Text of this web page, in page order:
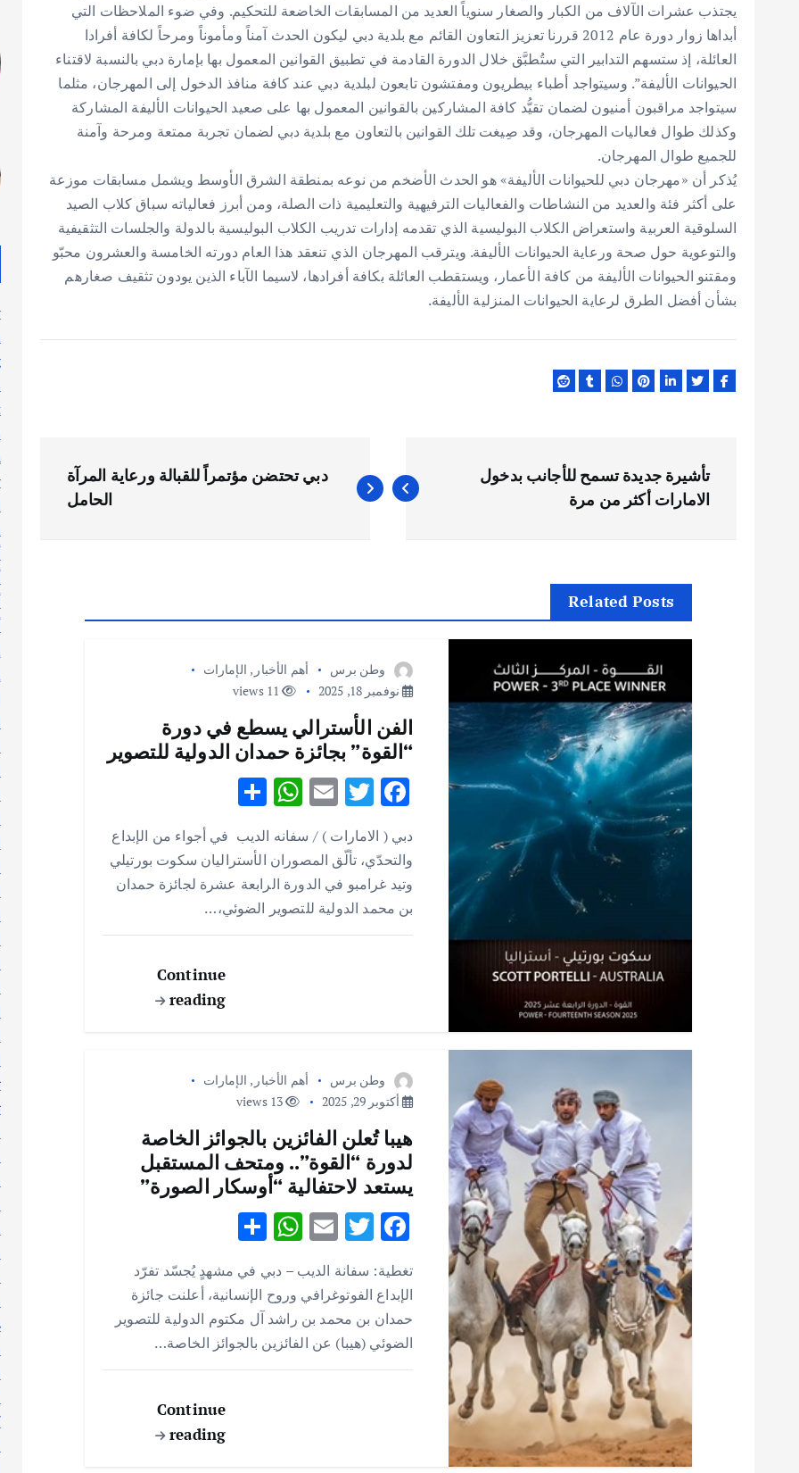
يجتذب عشرات الآلاف من الكبار والصغار سنوياً العديد من المسابقات الخاضعة للتحكيم. وفي ضوء الملاحظات التي
أبداها زوار دورة عام 2012 قررنا تعزيز التعاون القائم مع بلدية دبي ليكون الحدث آمناً ومأموناً ومرحاً لكافة أفرادا
العائلة، إذ ستسهم التدابير التي ستُطبَّق خلال الدورة القادمة في تطبيق القوانين المعمول بها بإمارة دبي بالنسبة لاقتناء
الحيوانات الأليفة”. وسيتواجد أطباء بيطريون ومفتشون تابعون لبلدية دبي عند كافة منافذ الدخول إلى المهرجان، مثلما
سيتواجد مراقبون أمنيون لضمان تقيُّد كافة المشاركين بالقوانين المعمول بها على صعيد الحيوانات الأليفة المشاركة
وكذلك طوال فعاليات المهرجان، وقد صِيغت تلك القوانين بالتعاون مع بلدية دبي لضمان تجربة ممتعة ومرحة وآمنة
للجميع طوال المهرجان.
يُذكر أن «مهرجان دبي للحيوانات الأليفة» هو الحدث الأضخم من نوعه بمنطقة الشرق الأوسط ويشمل مسابقات موزعة
على أكثر فئة والعديد من النشاطات والفعاليات الترفيهية والتعليمية ذات الصلة، ومن أبرز فعالياته سباق كلاب الصيد
السلوقية العربية واستعراض الكلاب البوليسية الذي تقدمه إدارات تدريب الكلاب البوليسية بالدولة والجلسات التثقيفية
والتوعوية حول صحة ورعاية الحيوانات الأليفة. ويترقب المهرجان الذي تنعقد هذا العام دورته الخامسة والعشرون محبّو
ومقتنو الحيوانات الأليفة من كافة الأعمار، ويستقطب العائلة بكافة أفرادها، لاسيما الآباء الذين يودون تثقيف صغارهم
بشأن أفضل الطرق لرعاية الحيوانات المنزلية الأليفة.
ص
تأشيرة جديدة تسمح للأجانب بدخول
الامارات أكثر من مرة
دبي تحتضن مؤتمراً للقبالة ورعاية المرآة
الحامل
Related Posts
وطن برس أهم الأخبار , الإمارات
نوفمبر 18, 2025
11 views
الفن الأسترالي يسطع في دورة
“القوة” بجائزة حمدان الدولية للتصوير
F
ac
e
b
o
o
T
w
it
te
r
E
m
ai
l
W
h
at
s
A
p
S
ar
e
دبي ( الامارات ) / سفانه الديب في أجواء من الإبداع
والتحدّي، تألّق المصوران الأستراليان سكوت بورتيلي
وتيد غرامبو في الدورة الرابعة عشرة لجائزة حمدان
بن محمد الدولية للتصوير الضوئي،…
Continue
reading
وطن برس أهم الأخبار , الإمارات
أكتوبر 29, 2025
13 views
هيبا تُعلن الفائزين بالجوائز الخاصة
لدورة “القوة”.. ومتحف المستقبل
يستعد لاحتفالية “أوسكار الصورة”
F
e
b
o
o
T
w
it
te
r
E
ai
l
W
at
s
A
p
S
ar
e
تغطية: سفانة الديب – دبي في مشهدٍ يُجسّد تفرّد
الإبداع الفوتوغرافي وروح الإنسانية، أعلنت جائزة
حمدان بن محمد بن راشد آل مكتوم الدولية للتصوير
الضوئي (هيبا) عن الفائزين بالجوائز الخاصة…
Continue
reading